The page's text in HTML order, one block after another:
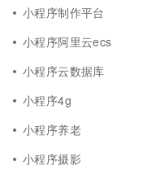
小程序制作平台
小程序阿里云ecs
小程序云数据库
小程序4g
小程序养老
小程序摄影